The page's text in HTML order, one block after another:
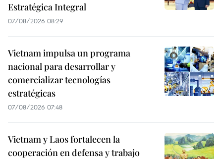
Estratégica Integral
07/08/2026 08:29
Vietnam impulsa un programa
nacional para desarrollar y
comercializar tecnologías
estratégicas
07/08/2026 07:48
Vietnam y Laos fortalecen la
cooperación en defensa y trabajo